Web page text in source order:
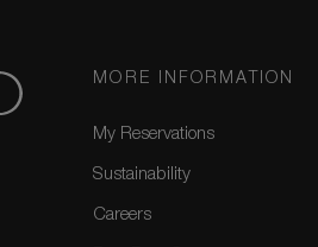
MORE INFORMATION
My Reservations
Sustainability
Careers